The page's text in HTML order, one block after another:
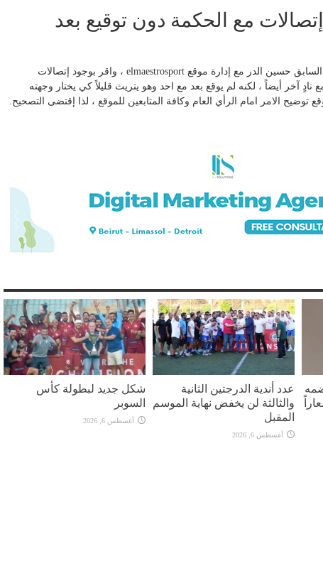
إتصالات مع الحكمة دون توقيع بعد
تواصل اللاعب الدولي اللبناني السابق حسين الدر مع إدارة موقع elmaestrosport ، واقر بوجود إتصالات
آخر أيضاً ، لكنه لم يوقع بعد مع احد وهو يتريث قليلاً كي يختار وجهته
توضيح الامر امام الرأي العام وكافة المتابعين للموقع ، لذا إقتضى التصحيح.
عدد أندية الدرجتين الثانية
والثالثة لن يخفض نهاية الموسم
المقبل
أغسطس 6, 2026
شكل جديد لبطولة كأس
السوبر
أغسطس 6, 2026